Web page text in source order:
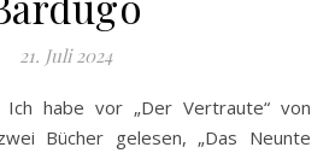
21. Juli 2024
Bücher gelesen, „Das Neunte